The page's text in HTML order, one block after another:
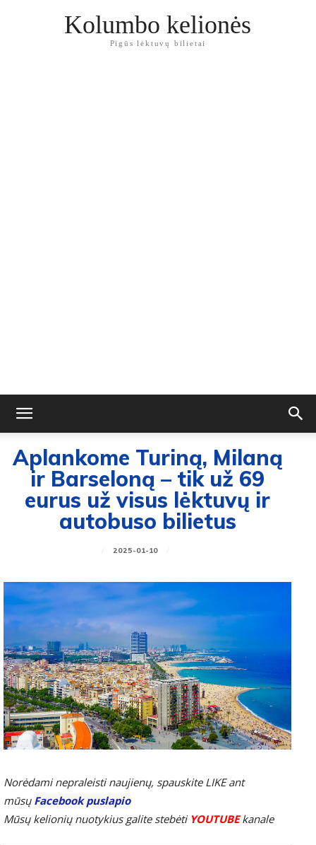
Kolumbo kelionės
Pigūs lėktuvų bilietai
Aplankome Turiną, Milaną
ir Barseloną – tik už 69
eurus už visus lėktuvų ir
autobuso bilietus
2025-01-10
Norėdami nepraleisti naujienų, spauskite LIKE ant
mūsų Facebook puslapio
Mūsų kelionių nuotykius galite stebėti YOUTUBEkanale